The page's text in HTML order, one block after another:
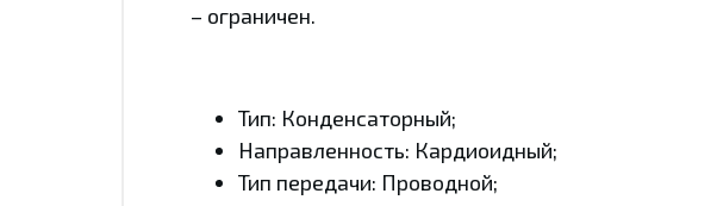
– ограничен.
Тип: Конденсаторный;
Направленность: Кардиоидный;
Тип передачи: Проводной;